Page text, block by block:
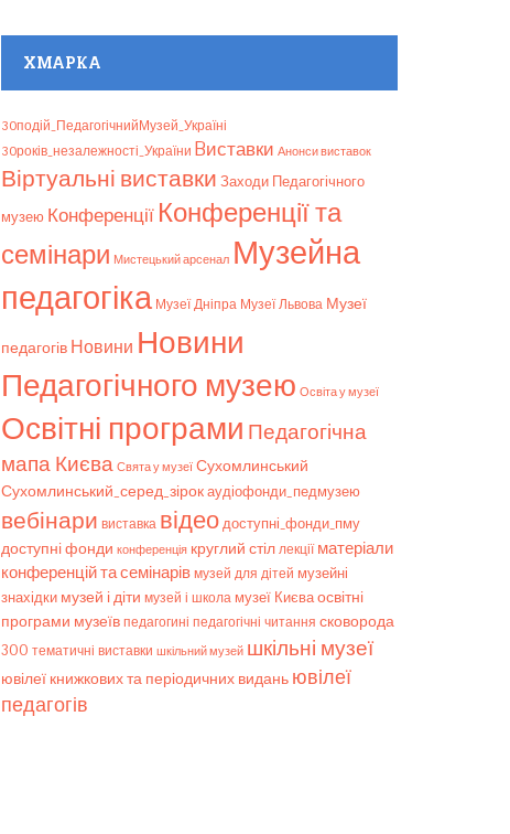
ХМАРКА
30подій_ПедагогічнийМузей_Україні
30років_незалежності_України Bиставки Анонси виставок
Віртуальні виставки Заходи Педагогічного
музею Конференції Конференції та
семінари Мистецький арсенал Музейна
педагогіка Музеї Дніпра Музеї Львова Музеї
педагогів Новини Новини
Педагогічного музею Освіта у музеї
Освітні програми Педагогічна
мапа Києва Свята у музеї Сухомлинський
Сухомлинський_серед_зірокаудіофонди_педмузею
вебінари виставка відеодоступні_фонди_пму
доступні фонди конференція круглий стіл лекції матеріали
конференцій та семінарів музей для дітей музейні
знахідки музей і діти музей і школа музеї Києваосвітні
програми музеїв педагогині педагогічні читання сковорода
300 тематичні виставки шкільний музей шкільні музеї
ювілеї книжкових та періодичних видань ювілеї
педагогів